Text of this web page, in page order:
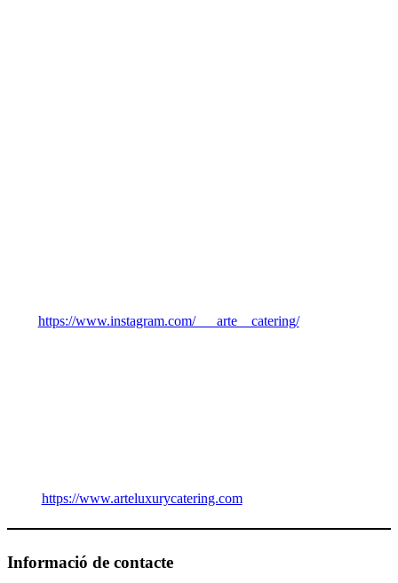
https://www.instagram.com/___arte__catering/
https://www.arteluxurycatering.com
Informació de contacte